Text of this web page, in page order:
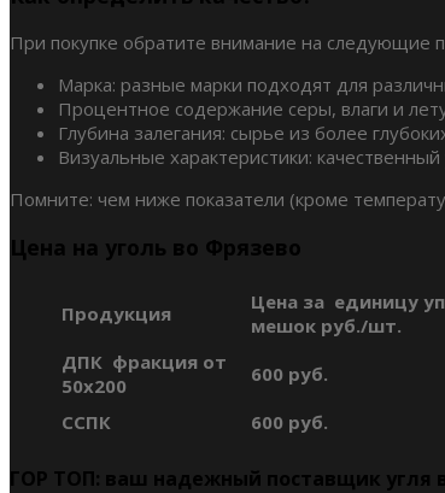
При покупке обратите внимание на следующие
Марка: разные марки подходят для
Процентное содержание серы, влаги и
Глубина залегания: сырье из более
Визуальные характеристики:
Помните: чем ниже показатели (кроме
Цена на уголь во Фрязево
Продукция
Цена за единицу
мешок руб./шт.
ДПК фракция от
50х200
600 руб.
ССПК
600 руб.
ГОР ТОП: ваш надежный поставщик угля